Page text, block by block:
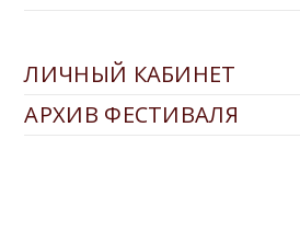
ЛИЧНЫЙ КАБИНЕТ
АРХИВ ФЕСТИВАЛЯ